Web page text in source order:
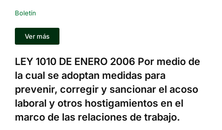
Boletín
Ver más
LEY 1010 DE ENERO 2006 Por medio de
la cual se adoptan medidas para
prevenir, corregir y sancionar el acoso
laboral y otros hostigamientos en el
marco de las relaciones de trabajo.